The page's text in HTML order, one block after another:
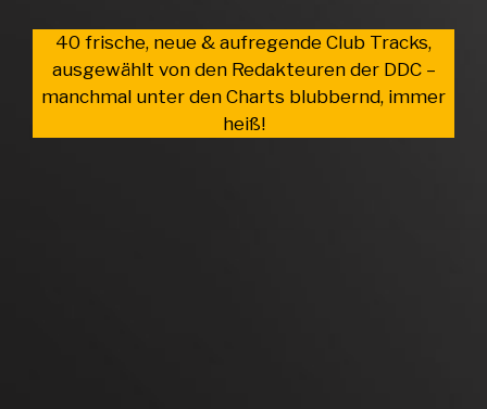
40 frische, neue & aufregende Club Tracks,
ausgewählt von den Redakteuren der DDC –
manchmal unter den Charts blubbernd, immer
heiß!